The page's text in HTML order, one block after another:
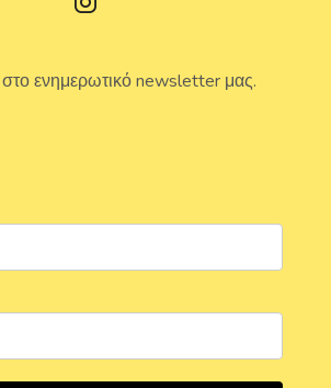
στο ενημερωτικό newsletter μας.